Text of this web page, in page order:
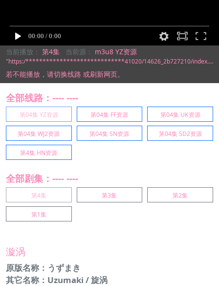
当前播放： 第4集 当前源： m3u8 YZ资源
"https:/*****************************41020/14626_2b727210/index.m3u8"
若不能播放， 请切换线路 或刷新网页。
全部线路：---- ----
第04集 YZ资源 第04集 FF资源 第04集 UK资源
第04集 WJ2资源 第04集 SN资源 第04集 SD2资源
第4集 HN资源
全部剧集：---- ----
第4集 第3集 第2集
第1集
漩涡
原版名称：うずまき
其它名称：Uzumaki / 旋涡